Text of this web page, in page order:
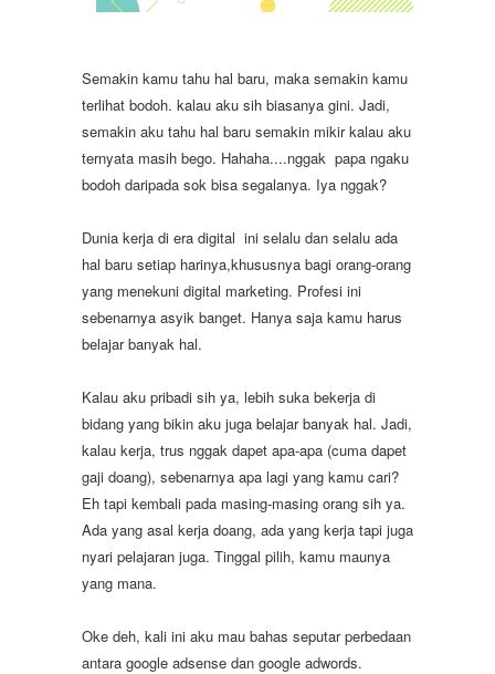
Semakin kamu tahu hal baru, maka semakin kamu
terlihat bodoh. kalau aku sih biasanya gini. Jadi,
semakin aku tahu hal baru semakin mikir kalau aku
ternyata masih bego. Hahaha....nggak papa ngaku
bodoh daripada sok bisa segalanya. Iya nggak?
Dunia kerja di era digital ini selalu dan selalu ada
hal baru setiap harinya,khususnya bagi orang-orang
yang menekuni digital marketing. Profesi ini
sebenarnya asyik banget. Hanya saja kamu harus
belajar banyak hal.
Kalau aku pribadi sih ya, lebih suka bekerja di
bidang yang bikin aku juga belajar banyak hal. Jadi,
kalau kerja, trus nggak dapet apa-apa (cuma dapet
gaji doang), sebenarnya apa lagi yang kamu cari?
Eh tapi kembali pada masing-masing orang sih ya.
Ada yang asal kerja doang, ada yang kerja tapi juga
nyari pelajaran juga. Tinggal pilih, kamu maunya
yang mana.
Oke deh, kali ini aku mau bahas seputar perbedaan
antara google adsense dan google adwords.